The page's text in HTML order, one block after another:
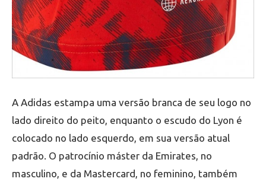
A Adidas estampa uma versão branca de seu logo no
lado direito do peito, enquanto o escudo do Lyon é
colocado no lado esquerdo, em sua versão atual
padrão. O patrocínio máster da Emirates, no
masculino, e da Mastercard, no feminino, também